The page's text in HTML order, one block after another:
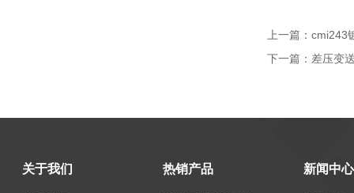
上一篇： cmi243
下一篇： 差压变
关于我们 热销产品 新闻中心